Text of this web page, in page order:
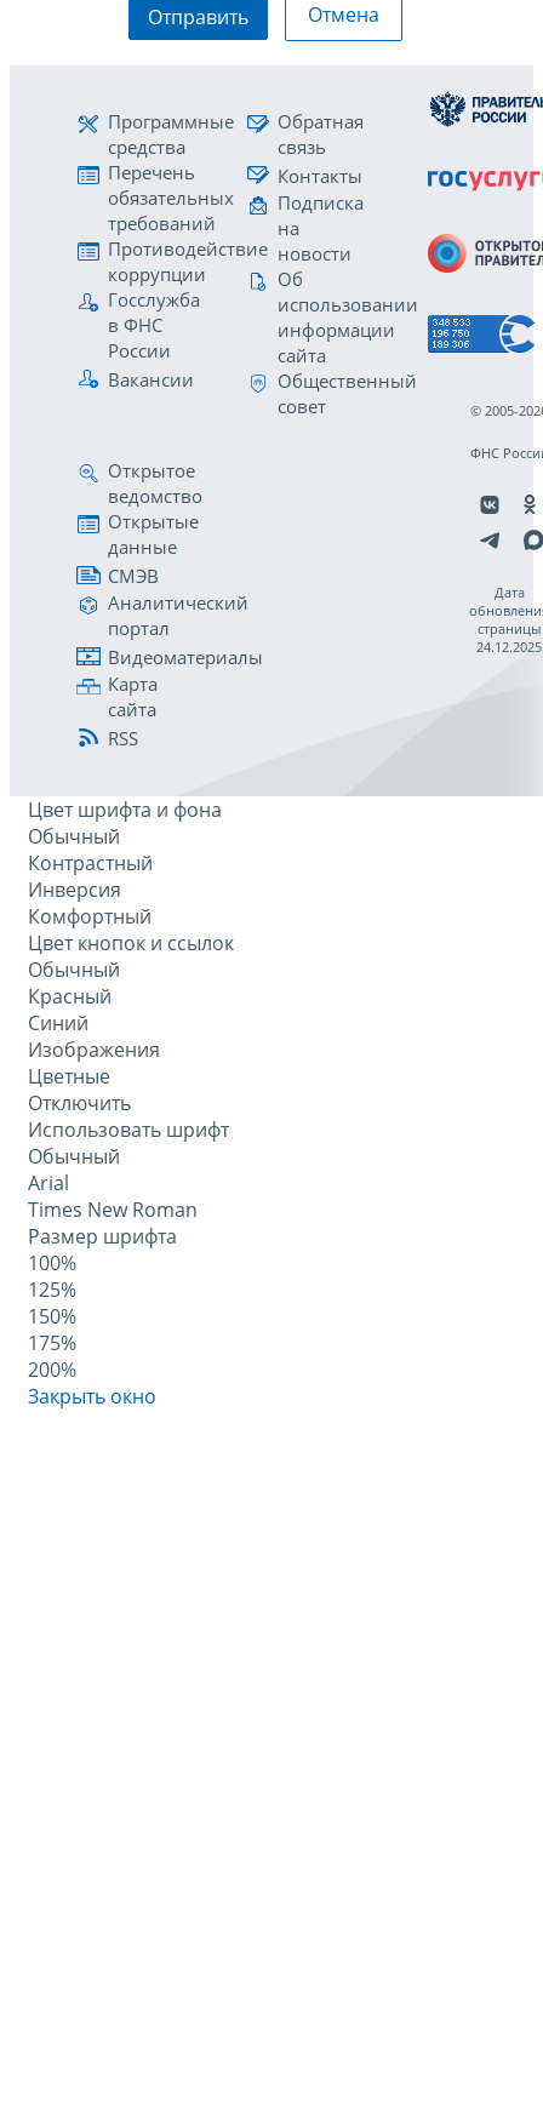
Отправить Отмена
Программные
средства
Перечень
обязательных
требований
Противодействие
коррупции
Госслужба
в ФНС
России
Вакансии
Обратная
связь
Контакты
Подписка
на
новости
Об
использовании
информации
сайта
Общественный
совет
Открытое
ведомство
Открытые
данные
СМЭВ
Аналитический
портал
Видеоматериалы
Карта
сайта
RSS
© 2005-
ФНС
Дата
страницы
24.12.2025
Цвет шрифта и фона
Обычный
Контрастный
Инверсия
Комфортный
Цвет кнопок и ссылок
Обычный
Красный
Синий
Изображения
Цветные
Отключить
Использовать шрифт
Обычный
Arial
Times New Roman
Размер шрифта
100%
125%
150%
175%
200%
Закрыть окно